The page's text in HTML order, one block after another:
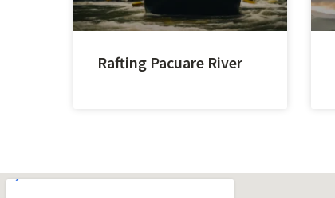
Rafting Pacuare River